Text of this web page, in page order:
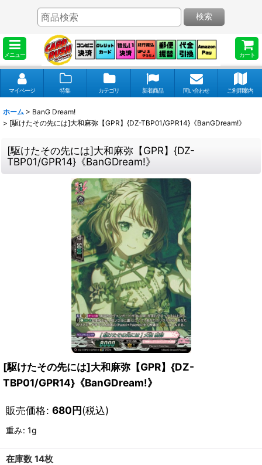
メニュー カート
検索
マイページ 特集 カテゴリ 新着商品 問い合わせ ご利用案内
ホーム > BanG Dream!
> [駆けたその先には]大和麻弥【GPR】{DZ-TBP01/GPR14}《BanGDream!》
[駆けたその先には]大和麻弥【GPR】{DZ-
TBP01/GPR14}《BanGDream!》
[駆けたその先には]大和麻弥【GPR】{DZ-
TBP01/GPR14}《BanGDream!》
販売価格: 680円(税込)
重み: 1g
在庫数 14枚